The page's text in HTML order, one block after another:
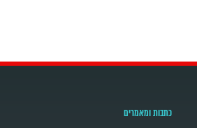
כתבות ומאמרים